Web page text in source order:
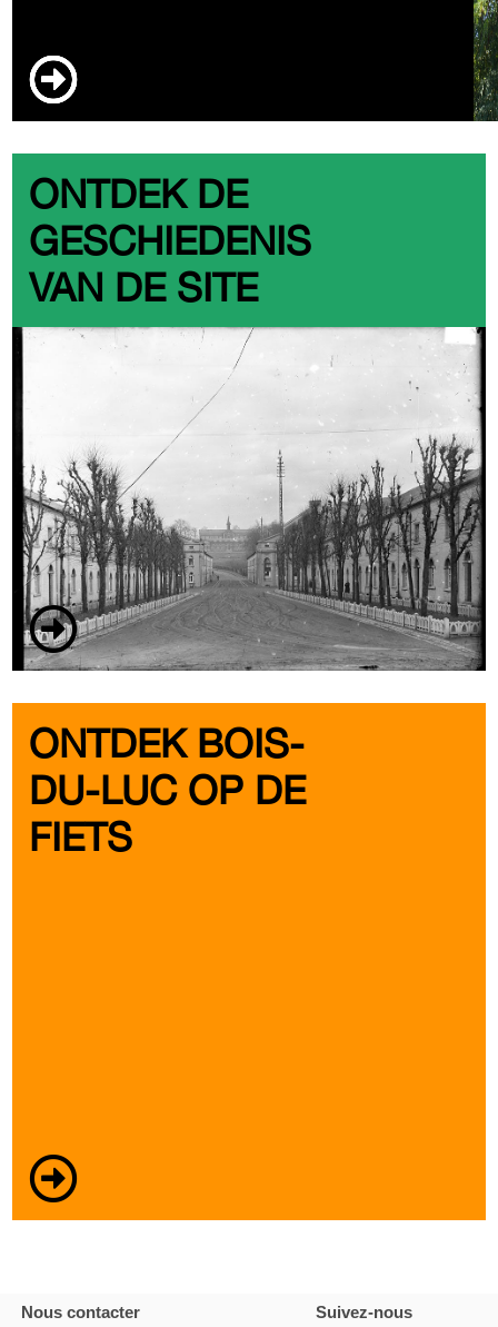
ONTDEK DE
GESCHIEDENIS
VAN DE SITE
ONTDEK BOIS-
DU-LUC OP DE
FIETS
Nous contacter Suivez-nous